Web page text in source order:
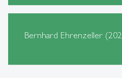
Bernhard Ehrenzeller